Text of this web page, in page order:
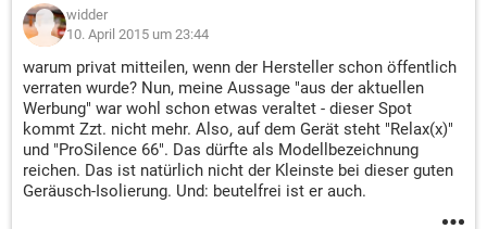
widder
10. April 2015 um 23:44
warum privat mitteilen, wenn der Hersteller schon öffentlich
verraten wurde? Nun, meine Aussage "aus der aktuellen
Werbung" war wohl schon etwas veraltet - dieser Spot
kommt Zzt. nicht mehr. Also, auf dem Gerät steht "Relax(x)"
und "ProSilence 66". Das dürfte als Modellbezeichnung
reichen. Das ist natürlich nicht der Kleinste bei dieser guten
Geräusch-Isolierung. Und: beutelfrei ist er auch.